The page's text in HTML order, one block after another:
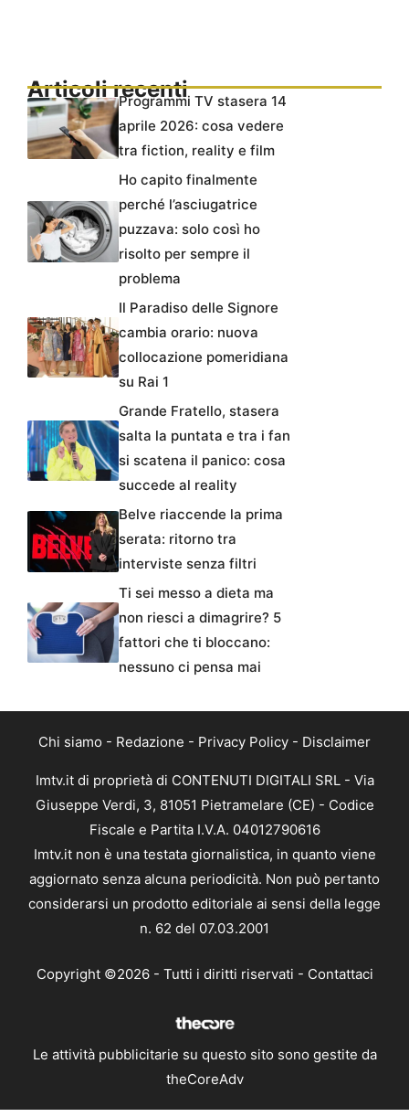
Articoli recentiProgrammi TV stasera 14
aprile 2026: cosa vedere
tra fiction, reality e film
Ho capito finalmente
perché l’asciugatrice
puzzava: solo così ho
risolto per sempre il
problema
Il Paradiso delle Signore
cambia orario: nuova
collocazione pomeridiana
su Rai 1
Grande Fratello, stasera
salta la puntata e tra i fan
si scatena il panico: cosa
succede al reality
Belve riaccende la prima
serata: ritorno tra
interviste senza filtri
Ti sei messo a dieta ma
non riesci a dimagrire? 5
fattori che ti bloccano:
nessuno ci pensa mai
Chi siamo - Redazione - Privacy Policy - Disclaimer
Imtv.it di proprietà di CONTENUTI DIGITALI SRL - Via
Giuseppe Verdi, 3, 81051 Pietramelare (CE) - Codice
Fiscale e Partita I.V.A. 04012790616
Imtv.it non è una testata giornalistica, in quanto viene
aggiornato senza alcuna periodicità. Non può pertanto
considerarsi un prodotto editoriale ai sensi della legge
n. 62 del 07.03.2001
Copyright ©2026 - Tutti i diritti riservati - Contattaci
Le attività pubblicitarie su questo sito sono gestite da
theCoreAdv